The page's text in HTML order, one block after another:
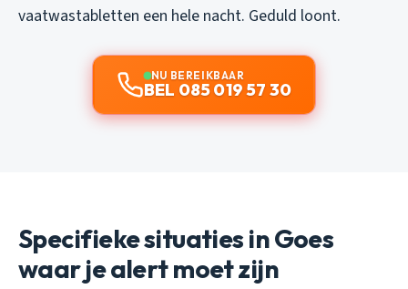
vaatwastabletten een hele nacht. Geduld loont.
NU BEREIKBAAR
BEL 085 019 57 30
Specifieke situaties in Goes
waar je alert moet zijn